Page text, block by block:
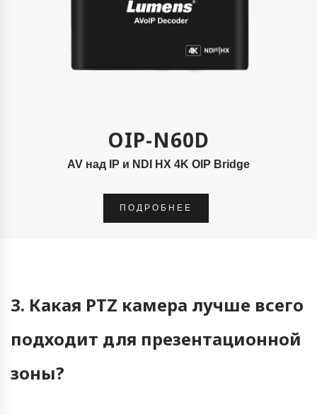
OIP-N60D
AV над IP и NDI HX 4K OIP Bridge
ПОДРОБНЕЕ
3. Какая PTZ камера лучше всего
подходит для презентационной
зоны?